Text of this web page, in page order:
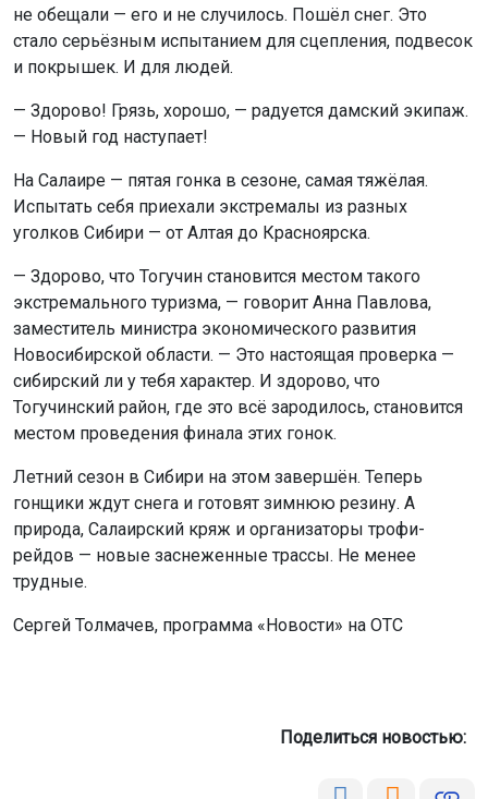
не обещали — его и не случилось. Пошёл снег. Это
стало серьёзным испытанием для сцепления, подвесок
и покрышек. И для людей.
— Здорово! Грязь, хорошо, — радуется дамский экипаж.
— Новый год наступает!
На Салаире — пятая гонка в сезоне, самая тяжёлая.
Испытать себя приехали экстремалы из разных
уголков Сибири — от Алтая до Красноярска.
— Здорово, что Тогучин становится местом такого
экстремального туризма, — говорит Анна Павлова,
заместитель министра экономического развития
Новосибирской области. — Это настоящая проверка —
сибирский ли у тебя характер. И здорово, что
Тогучинский район, где это всё зародилось, становится
местом проведения финала этих гонок.
Летний сезон в Сибири на этом завершён. Теперь
гонщики ждут снега и готовят зимнюю резину. А
природа, Салаирский кряж и организаторы трофи-
рейдов — новые заснеженные трассы. Не менее
трудные.
Сергей Толмачев, программа «Новости» на ОТС
Поделиться новостью: